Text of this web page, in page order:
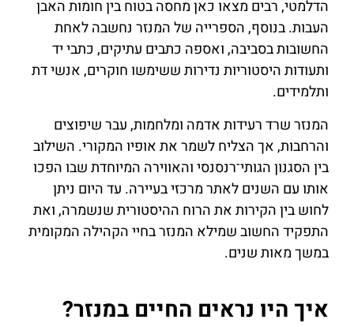
הדלמטי, רבים מצאו כאן מחסה בטוח בין חומות האבן
העבות. בנוסף, הספרייה של המנזר נחשבה לאחת
החשובות בסביבה, ואספה כתבים עתיקים, כתבי יד
ותעודות היסטוריות נדירות ששימשו חוקרים, אנשי דת
ותלמידים.
המנזר שרד רעידות אדמה ומלחמות, עבר שיפוצים
והרחבות, אך הצליח לשמר את אופיו המקורי. השילוב
בין הסגנון הגותי־רנסנסי והאווירה המיוחדת שבו הפכו
אותו עם השנים לאתר מרכזי בעיירה. עד היום ניתן
לחוש בין הקירות את הרוח ההיסטורית שנשמרה, ואת
התפקיד החשוב שמילא המנזר בחיי הקהילה המקומית
במשך מאות שנים.
איך היו נראים החיים במנזר?